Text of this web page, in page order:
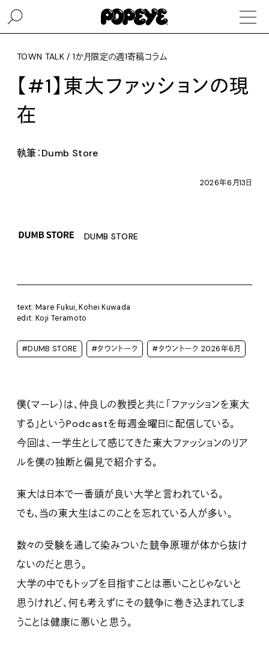
TOWN TALK / 1か月限定の週1寄稿コラム
【#1】東大ファッションの現
在
執筆：Dumb Store
2026年6月13日
DUMB STORE
text: Mare Fukui, Kohei Kuwada
edit: Koji Teramoto
#DUMB STORE #タウントーク #タウントーク 2026年6月
僕(マーレ）は、仲良しの教授と共に「ファッションを東大
する」というPodcastを毎週金曜日に配信している。
今回は、一学生として感じてきた東大ファッションのリア
ルを僕の独断と偏見で紹介する。
東大は日本で一番頭が良い大学と言われている。
でも、当の東大生はこのことを忘れている人が多い。
数々の受験を通して染みついた競争原理が体から抜け
ないのだと思う。
大学の中でもトップを目指すことは悪いことじゃないと
思うけれど、何も考えずにその競争に巻き込まれてしま
うことは健康に悪いと思う。